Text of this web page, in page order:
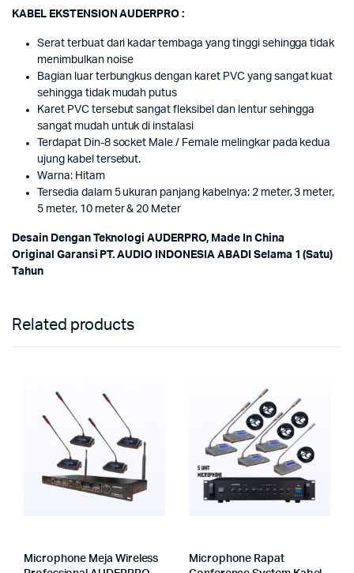
KABEL EKSTENSION AUDERPRO :
Serat terbuat dari kadar tembaga yang tinggi sehingga tidak
menimbulkan noise
Bagian luar terbungkus dengan karet PVC yang sangat kuat
sehingga tidak mudah putus
Karet PVC tersebut sangat fleksibel dan lentur sehingga
sangat mudah untuk di instalasi
Terdapat Din-8 socket Male / Female melingkar pada kedua
ujung kabel tersebut.
Warna: Hitam
Tersedia dalam 5 ukuran panjang kabelnya: 2 meter, 3 meter,
5 meter, 10 meter & 20 Meter
Desain Dengan Teknologi AUDERPRO, Made In China
Original Garansi PT. AUDIO INDONESIA ABADI Selama 1 (Satu)
Tahun
Related products
Microphone Meja Wireless
Microphone Rapat